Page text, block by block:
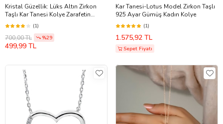
Kristal Güzellik: Lüks Altın Zirkon
Taşlı Kar Tanesi Kolye Zarafetin
Simgesi Anti Alerjik Hediyelik
Aksesuar Takı Sade Moda Trend
Güzel Şık Zarif Retro Kombine
Uyumlu Doğum Günü Yıldönümü
(1)
700,00 TL %29
499,99 TL
Kar Tanesi-Lotus Model Zirkon Taşlı
925 Ayar Gümüş Kadın Kolye
(1)
1.575,92 TL
Sepet Fiyatı